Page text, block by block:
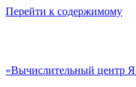
Перейти к содержимому
«Вычислительный центр